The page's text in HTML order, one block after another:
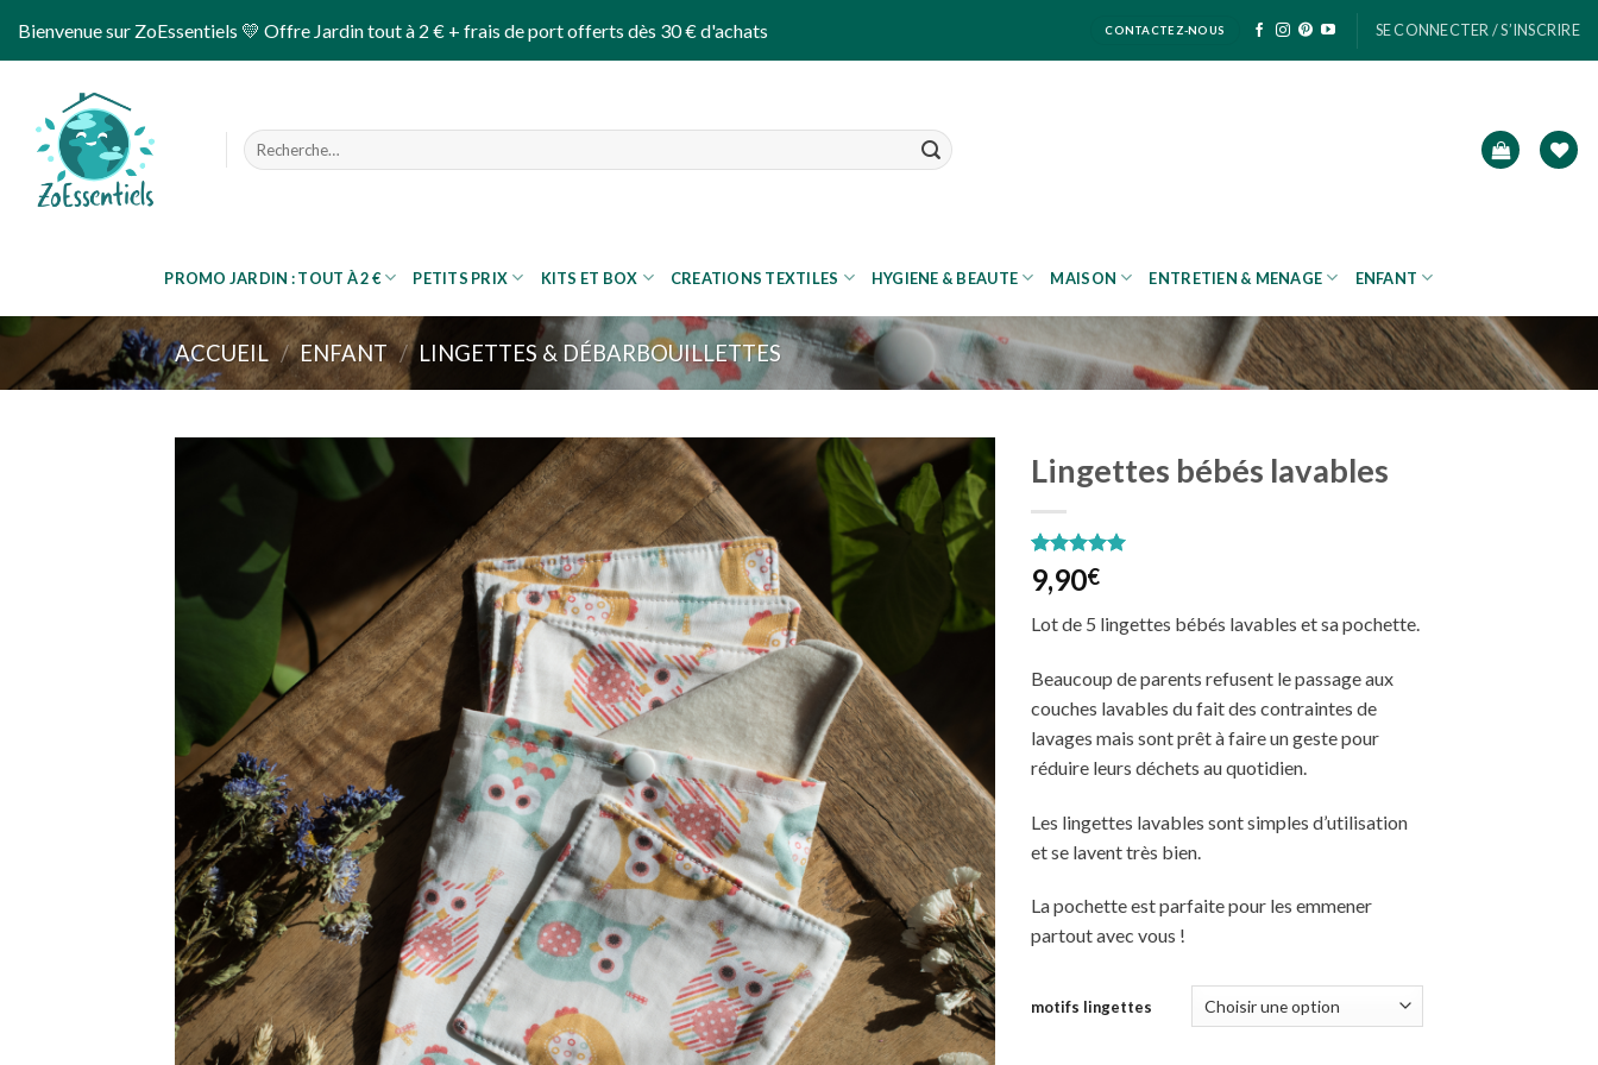
Bienvenue sur ZoEssentiels 💛 Offre Jardin tout à 2 € + frais de port offerts dès 30 € d'achats CONTACTEZ-NOUS SE CONNECTER / S’INSCRIRE
Recherche
pour :
PROMO JARDIN : TOUT À 2 € PETITS PRIX KITS ET BOX CREATIONS TEXTILES HYGIENE & BEAUTE MAISON ENTRETIEN & MENAGE ENFANT
ACCUEIL / ENFANT / LINGETTES & DÉBARBOUILLETTES
Ajouter
à
Lingettes bébés lavables
Noté5.00
sur 5 basé
1
client
9,90€
Lot de 5 lingettes bébés lavables et sa pochette.
Beaucoup de parents refusent le passage aux
couches lavables du fait des contraintes de
lavages mais sont prêt à faire un geste pour
réduire leurs déchets au quotidien.
Les lingettes lavables sont simples d’utilisation
et se lavent très bien.
La pochette est parfaite pour les emmener
partout avec vous !
motifs lingettes